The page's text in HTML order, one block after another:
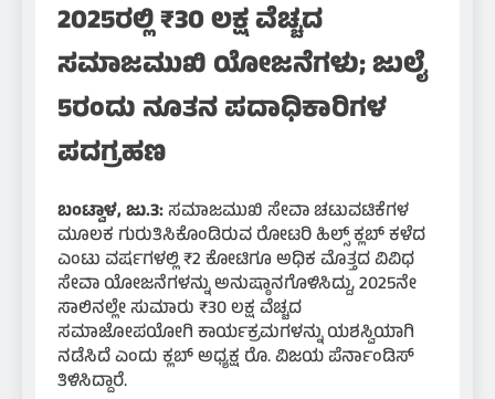
2025ರಲ್ಲಿ ₹30 ಲಕ್ಷ ವೆಚ್ಚದ
ಸಮಾಜಮುಖಿ ಯೋಜನೆಗಳು; ಜುಲೈ
5ರಂದು ನೂತನ ಪದಾಧಿಕಾರಿಗಳ
ಪದಗ್ರಹಣ
ಬಂಟ್ವಾಳ, ಜು.3:ಸಮಾಜಮುಖಿ ಸೇವಾ ಚಟುವಟಿಕೆಗಳ
ಮೂಲಕ ಗುರುತಿಸಿಕೊಂಡಿರುವ ರೋಟರಿ ಹಿಲ್ಸ್ ಕ್ಲಬ್ ಕಳೆದ
ಎಂಟು ವರ್ಷಗಳಲ್ಲಿ ₹2 ಕೋಟಿಗೂ ಅಧಿಕ ಮೊತ್ತದ ವಿವಿಧ
ಸೇವಾ ಯೋಜನೆಗಳನ್ನು ಅನುಷ್ಠಾನಗೊಳಿಸಿದ್ದು, 2025ನೇ
ಸಾಲಿನಲ್ಲೇ ಸುಮಾರು ₹30 ಲಕ್ಷ ವೆಚ್ಚದ
ಸಮಾಜೋಪಯೋಗಿ ಕಾರ್ಯಕ್ರಮಗಳನ್ನು ಯಶಸ್ವಿಯಾಗಿ
ನಡೆಸಿದೆ ಎಂದು ಕ್ಲಬ್ ಅಧ್ಯಕ್ಷ ರೊ. ವಿಜಯ ಪೆರ್ನಾಂಡಿಸ್
ತಿಳಿಸಿದ್ದಾರೆ.